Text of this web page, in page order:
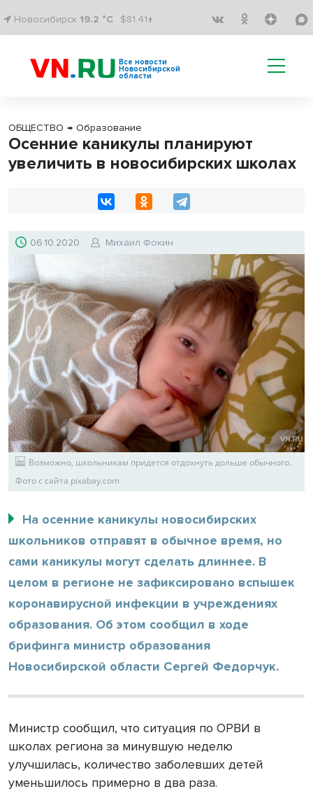
Новосибирск 19.2 °C $81.41↑
Все новости
Новосибирской
области
ОБЩЕСТВО → Образование
Осенние каникулы планируют
увеличить в новосибирских школах
06.10.2020 Михаил Фокин
Возможно, школьникам придется отдохнуть дольше обычного.
Фото с сайта pixabay.com
На осенние каникулы новосибирских
школьников отправят в обычное время, но
сами каникулы могут сделать длиннее. В
целом в регионе не зафиксировано вспышек
коронавирусной инфекции в учреждениях
образования. Об этом сообщил в ходе
брифинга министр образования
Новосибирской области Сергей Федорчук.
Министр сообщил, что ситуация по ОРВИ в
школах региона за минувшую неделю
улучшилась, количество заболевших детей
уменьшилось примерно в два раза.